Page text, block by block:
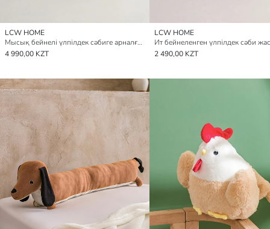
LCW HOME
Мысық бейнелі үлпілдек сәбиге арналған жастықша 24 см
4 990,00 KZT
LCW HOME
2 490,00 KZT